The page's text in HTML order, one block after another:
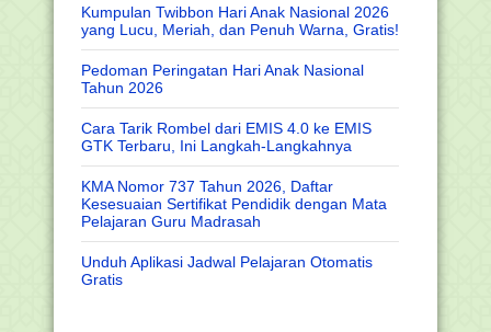
Kumpulan Twibbon Hari Anak Nasional 2026
yang Lucu, Meriah, dan Penuh Warna, Gratis!
Pedoman Peringatan Hari Anak Nasional
Tahun 2026
Cara Tarik Rombel dari EMIS 4.0 ke EMIS
GTK Terbaru, Ini Langkah-Langkahnya
KMA Nomor 737 Tahun 2026, Daftar
Kesesuaian Sertifikat Pendidik dengan Mata
Pelajaran Guru Madrasah
Unduh Aplikasi Jadwal Pelajaran Otomatis
Gratis